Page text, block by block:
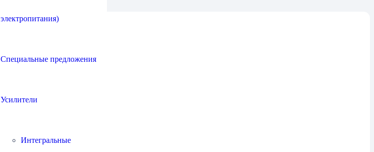
электропитания)
Специальные предложения
Усилители
Интегральные